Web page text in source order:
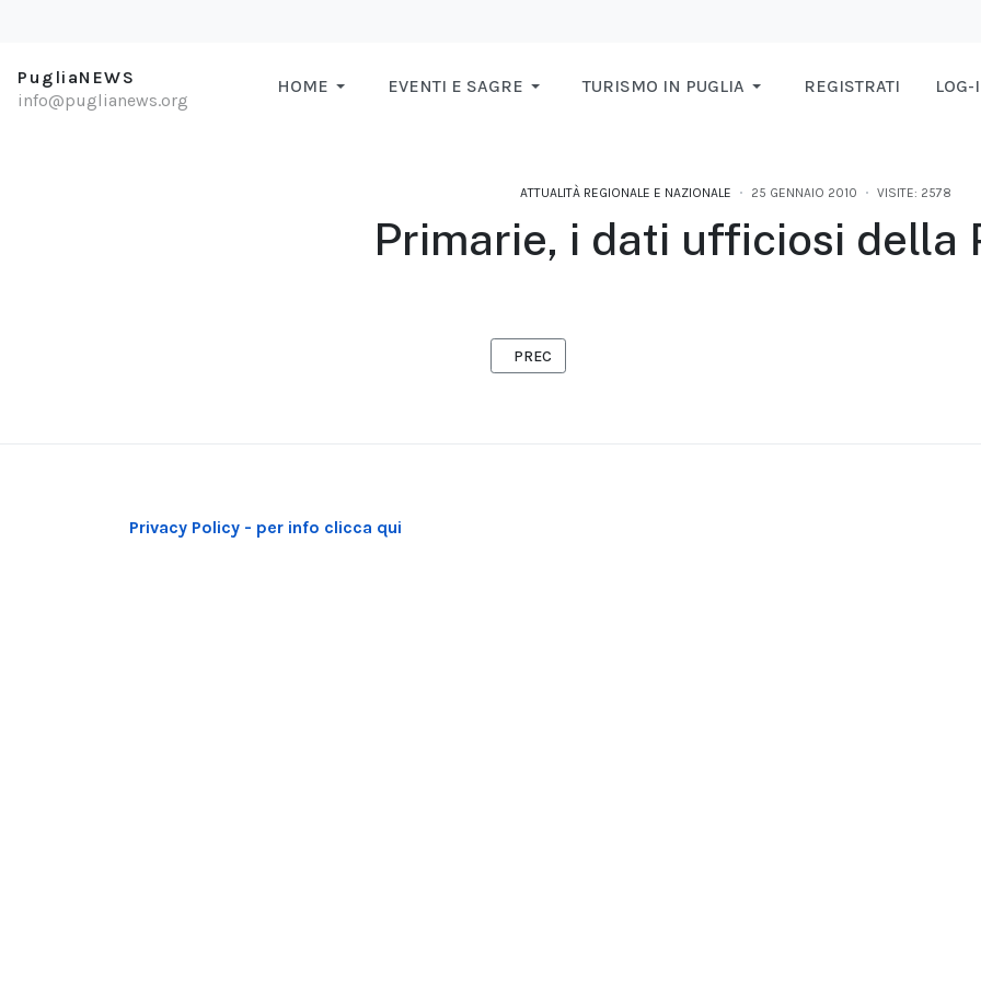
PugliaNEWS
info@puglianews.org
HOME EVENTI E SAGRE TURISMO IN PUGLIA REGISTRATI LOG-
ATTUALITÀ REGIONALE E NAZIONALE 25 GENNAIO 2010 VISITE: 2578
Primarie, i dati ufficiosi della
ARTICOLO PRECEDENTE: E SARÀ LA PUGLIA, ALMENO PER TRE
PREC
Privacy Policy - per info clicca qui